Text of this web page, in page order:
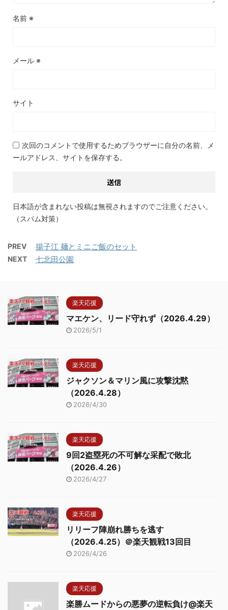
名前 ※
メール ※
サイト
次回のコメントで使用するためブラウザーに自分の名前、メ
ールアドレス、サイトを保存する。
日本語が含まれない投稿は無視されますのでご注意ください。
（スパム対策）
PREV 揚子江 麺とミニご飯のセット
NEXT 七北田公園
楽天応援
マエケン、リード守れず（2026.4.29）
2026/5/1
楽天応援
ジャクソン＆マリン風に攻撃沈黙
（2026.4.28）
2026/4/30
楽天応援
9回2盗塁死の不可解な采配で敗北
（2026.4.26）
2026/4/27
楽天応援
リリーフ陣崩れ勝ちを逃す
（2026.4.25）＠楽天観戦13回目
2026/4/26
楽天応援
楽勝ムードからの悪夢の逆転負け@楽天